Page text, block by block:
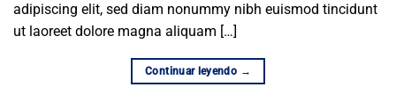
adipiscing elit, sed diam nonummy nibh euismod tincidunt
ut laoreet dolore magna aliquam […]
Continuar leyendo →